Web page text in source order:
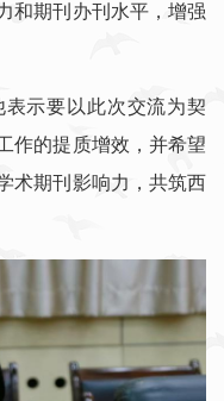
和期刊办刊水平，增强
示要以此次交流为契
作的提质增效，并希望
术期刊影响力，共筑西